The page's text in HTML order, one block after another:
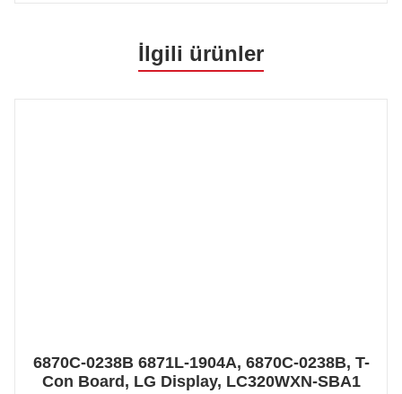
İlgili ürünler
6870C-0238B 6871L-1904A, 6870C-0238B, T-
Con Board, LG Display, LC320WXN-SBA1